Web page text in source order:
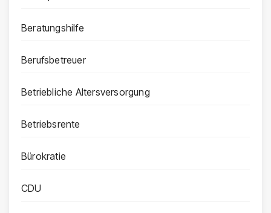
Beratungshilfe
Berufsbetreuer
Betriebliche Altersversorgung
Betriebsrente
Bürokratie
CDU